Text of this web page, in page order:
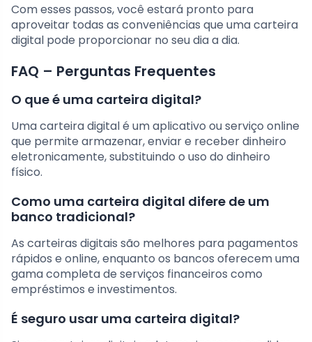
Com esses passos, você estará pronto para
aproveitar todas as conveniências que uma carteira
digital pode proporcionar no seu dia a dia.
FAQ – Perguntas Frequentes
O que é uma carteira digital?
Uma carteira digital é um aplicativo ou serviço online
que permite armazenar, enviar e receber dinheiro
eletronicamente, substituindo o uso do dinheiro
físico.
Como uma carteira digital difere de um
banco tradicional?
As carteiras digitais são melhores para pagamentos
rápidos e online, enquanto os bancos oferecem uma
gama completa de serviços financeiros como
empréstimos e investimentos.
É seguro usar uma carteira digital?